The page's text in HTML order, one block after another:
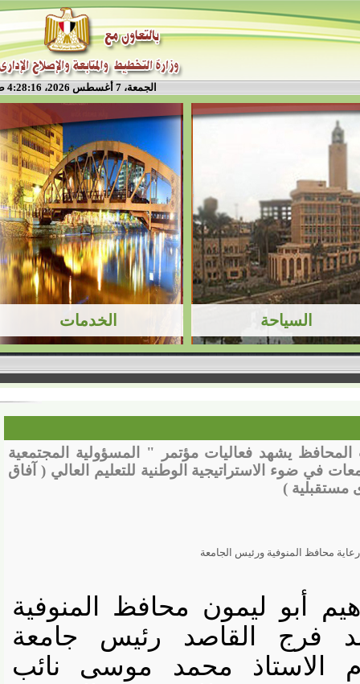
الجمعة، 7 أغسطس 2026، 4:28:17 ص
يشهد فعاليات مؤتمر " المسؤولية المجتمعية
في ضوء الاستراتيجية الوطنية للتعليم العالي ( آفاق
)
المنوفية ورئيس الجامعة
أبو ليمون محافظ المنوفية
فرج القاصد رئيس جامعة
الاستاذ محمد موسى نائب